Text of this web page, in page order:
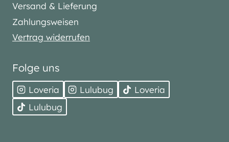
Versand & Lieferung
Zahlungsweisen
Vertrag widerrufen
Folge uns
Loveria Lulubug
Loveria
Lulubug